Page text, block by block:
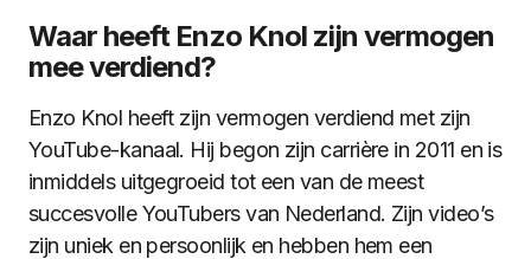
Waar heeft Enzo Knol zijn vermogen
mee verdiend?
Enzo Knol heeft zijn vermogen verdiend met zijn
YouTube-kanaal. Hij begon zijn carrière in 2011 en is
inmiddels uitgegroeid tot een van de meest
succesvolle YouTubers van Nederland. Zijn video’s
zijn uniek en persoonlijk en hebben hem een